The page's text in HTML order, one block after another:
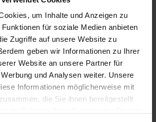
um Inhalte und Anzeigen zu
für soziale Medien anbieten
Zugriffe auf unsere Website zu
geben wir Informationen zu Ihrer
Website an unsere Partner für
und Analysen weiter. Unsere
Informationen möglicherweise mit
die Sie ihnen bereitgestellt